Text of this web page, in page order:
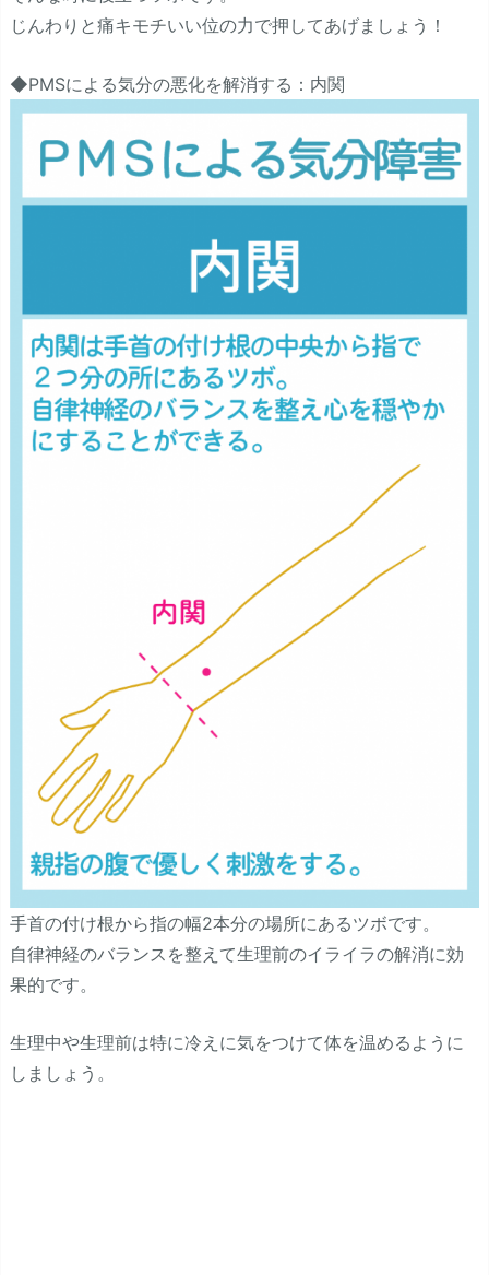
じんわりと痛キモチいい位の力で押してあげましょう！
◆PMSによる気分の悪化を解消する：内関
手首の付け根から指の幅2本分の場所にあるツボです。
自律神経のバランスを整えて生理前のイライラの解消に効
果的です。
生理中や生理前は特に冷えに気をつけて体を温めるように
しましょう。